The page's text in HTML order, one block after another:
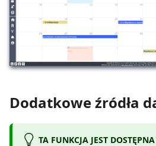
Dodatkowe źródła
TA FUNKCJA JEST